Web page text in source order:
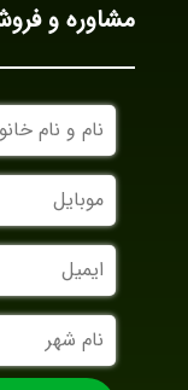
مشاوره و
نام
و
نام
خانوادگی
موبایل
ایمیل
نام
شهر